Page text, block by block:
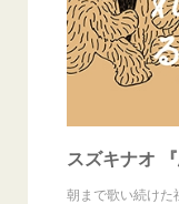
朝まで歌い続けた